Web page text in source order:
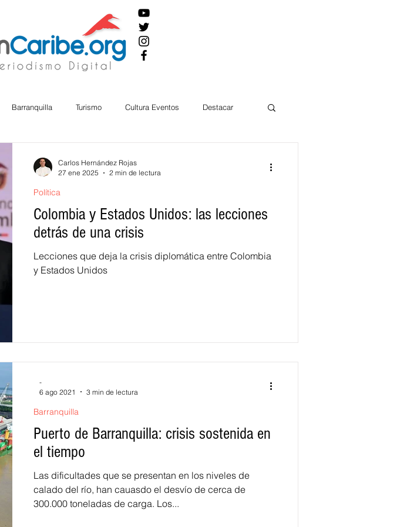
Barranquilla Turismo Cultura Eventos Destacar
Colombia y Estados Unidos: las lecciones
detrás de una crisis
Lecciones que deja la crisis diplomática entre Colombia
y Estados Unidos
Política
Carlos Hernández Rojas
27 ene 2025
2 min de lectura
Puerto de Barranquilla: crisis sostenida en
el tiempo
Las dificultades que se presentan en los niveles de
calado del río, han cauasdo el desvío de cerca de
300.000 toneladas de carga. Los...
Barranquilla
-
6 ago 2021
3 min de lectura